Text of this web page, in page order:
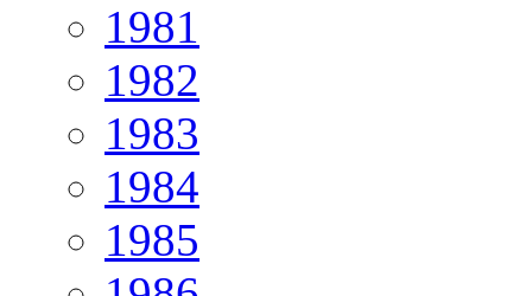
1981
1982
1983
1984
1985